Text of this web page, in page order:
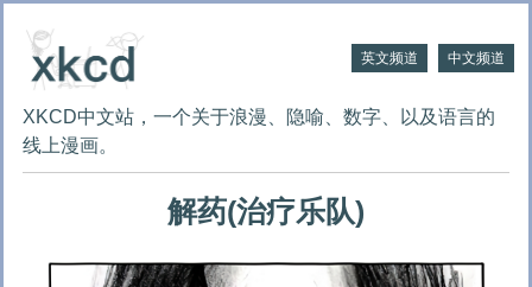
英文频道 中文频道
XKCD中文站，一个关于浪漫、隐喻、数字、以及语言的
线上漫画。
解药(治疗乐队)